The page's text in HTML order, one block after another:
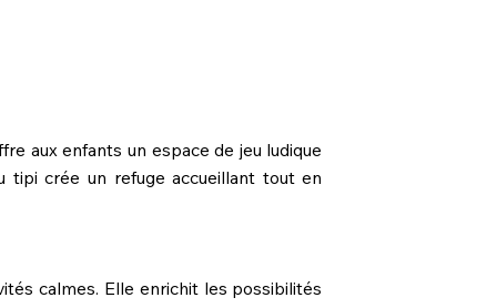
aux enfants un espace de jeu ludique
tipi crée un refuge accueillant tout en
calmes. Elle enrichit les possibilités